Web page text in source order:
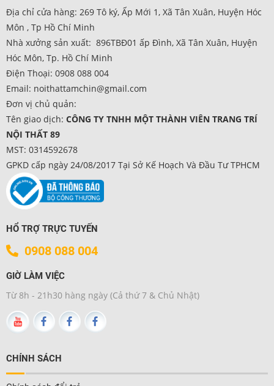
Địa chỉ cửa hàng: 269 Tô ký, Ấp Mới 1, Xã Tân Xuân, Huyện Hóc
Môn , Tp Hồ Chí Minh
Nhà xưởng sản xuất: 896TBĐ01 ấp Đình, Xã Tân Xuân, Huyện
Hóc Môn, Tp. Hồ Chí Minh
Điện Thoại: 0908 088 004
Email: noithattamchin@gmail.com
Đơn vị chủ quản:
Tên giao dịch: CÔNG TY TNHH MỘT THÀNH VIÊN TRANG TRÍ
NỘI THẤT 89
MST: 0314592678
GPKD cấp ngày 24/08/2017 Tại Sở Kế Hoạch Và Đầu Tư TPHCM
HỔ TRỢ TRỰC TUYẾN
0908 088 004
GIỜ LÀM VIỆC
Từ 8h - 21h30 hàng ngày (Cả thứ 7 & Chủ Nhật)
CHÍNH SÁCH